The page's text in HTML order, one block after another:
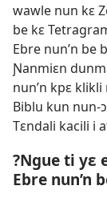
wawle nun kɛ
be kɛ
Ebre nun’n be
Ɲanmiɛn
nun’n kpɛ
Biblu kun nun-
Tɛndali kacili i
?Ngue ti yɛ
Ebre nun’n